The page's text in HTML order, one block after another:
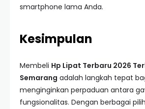
smartphone lama Anda.
Kesimpulan
Membeli Hp Lipat Terbaru 2026
Semarang adalah langkah tepat
menginginkan perpaduan antara
fungsionalitas. Dengan berbagai